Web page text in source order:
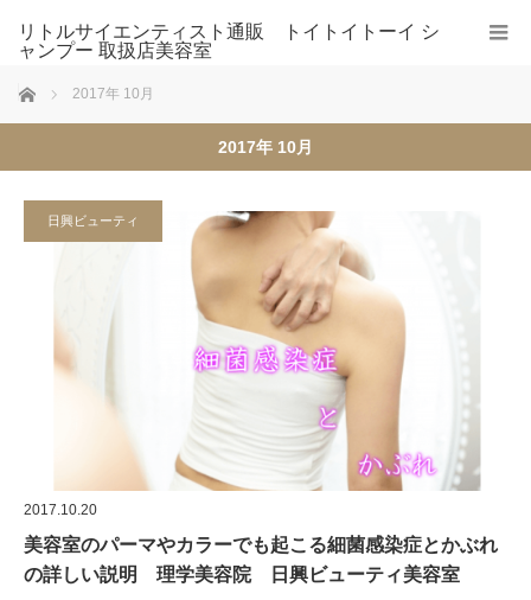
リトルサイエンティスト通販 トイトイトーイ シ
ャンプー 取扱店美容室
ホーム 2017年 10月
2017年 10月
日興ビューティ
2017.10.20
美容室のパーマやカラーでも起こる細菌感染症とかぶれ
の詳しい説明 理学美容院 日興ビューティ美容室